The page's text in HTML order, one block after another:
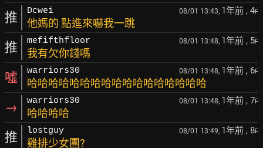
推 Dcwei 08/01 13:43, 1年前 , 4F
他媽的 點進來嚇我一跳
推 mefifthfloor 08/01 13:48, 1年前 , 5F
我有欠你錢嗎
噓 warriors30 08/01 13:48, 1年前 , 6F
哈哈哈哈哈哈哈哈哈哈哈哈哈哈哈哈哈
→ warriors30 08/01 13:48, 1年前 , 7F
哈哈哈哈
推 lostguy 08/01 13:49, 1年前 , 8F
雞排少女團?